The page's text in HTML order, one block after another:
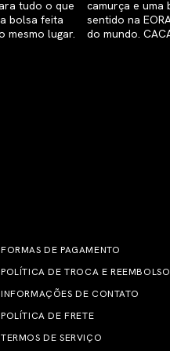
FORMAS DE PAGAMENTO
POLÍTICA DE TROCA E REEMBOLSO
INFORMAÇÕES DE CONTATO
POLÍTICA DE FRETE
TERMOS DE SERVIÇO